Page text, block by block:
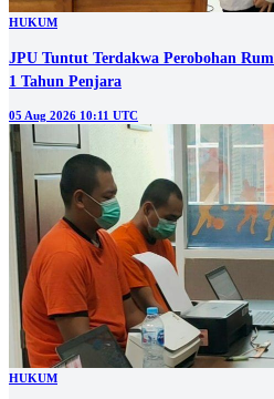
HUKUM
JPU Tuntut Terdakwa Perobohan
1 Tahun Penjara
05 Aug 2026 10:11 UTC
HUKUM